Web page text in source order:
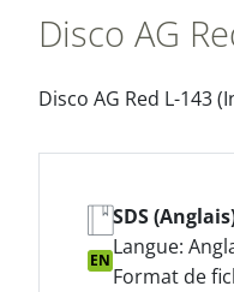
Disco AG
Disco AG Red L-143
EN
SDS
Langue:
Format de